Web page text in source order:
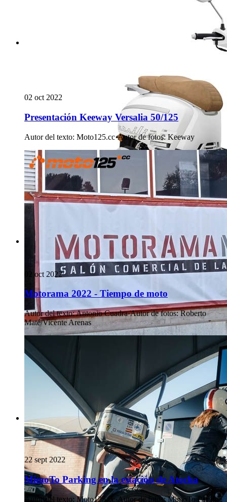
02 oct 2022
Presentación Keeway Versalia 50/125
Autor del texto: Moto125.cc·Autor de fotos: Keeway
02 oct 2022
Motorama 2022 - Tiempo de moto
Autor del texto:Antonio Cuadra·Autor de fotos: Roberto
Maté/Vicente Arenas
22 sept 2022
MimoTo Parking en la estación de Atocha
Autor del texto: Moto125.cc· Autor de fotos: MimoTo Parking